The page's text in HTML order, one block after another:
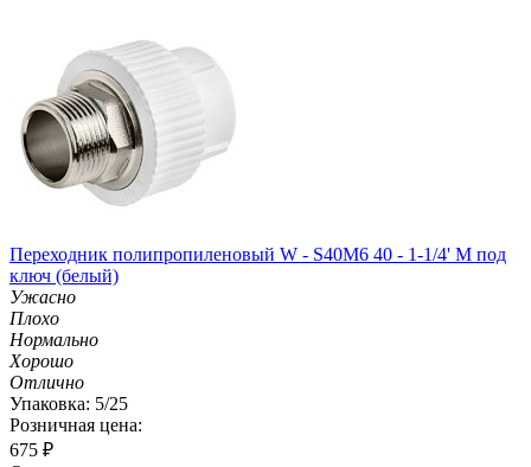
Переходник полипропиленовый W - S40M6 40 - 1-1/4' M под
ключ (белый)
Ужасно
Плохо
Нормально
Хорошо
Отлично
Упаковка: 5/25
Розничная цена:
675 ₽